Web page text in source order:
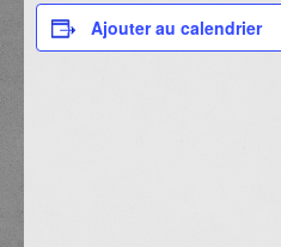
Ajouter au calendrier